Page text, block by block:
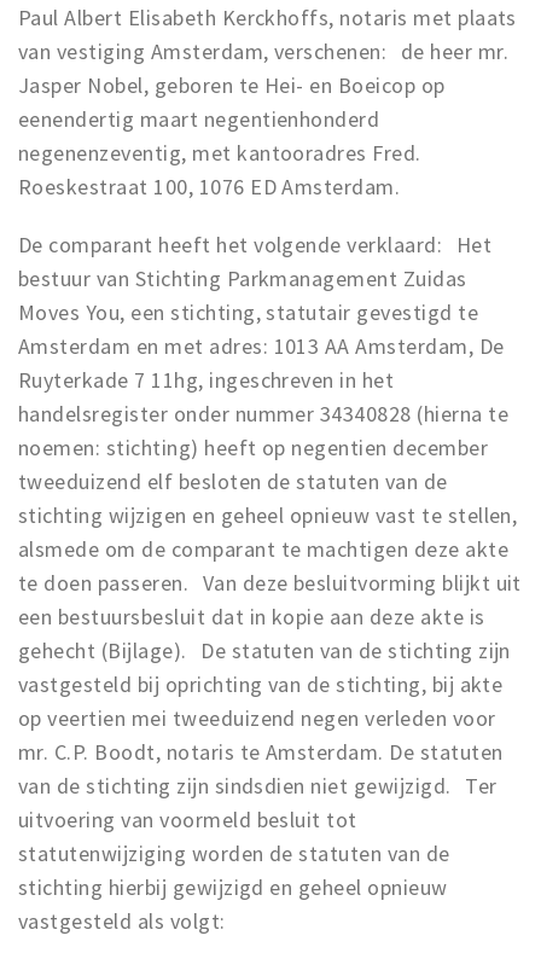
Shops
Live
Work
Education
Travel
Sports & leisure
Magazine
Columns
Interviews
Hello Zuidas Articles
About Hello Zuidas
Programme
Membership
Contact
Partner Apps
Inloggen
Paul Albert Elisabeth Kerckhoffs, notaris met plaats
van vestiging Amsterdam, verschenen: de heer mr.
Jasper Nobel, geboren te Hei- en Boeicop op
eenendertig maart negentienhonderd
negenenzeventig, met kantooradres Fred.
Roeskestraat 100, 1076 ED Amsterdam.
De comparant heeft het volgende verklaard: Het
bestuur van Stichting Parkmanagement Zuidas
Moves You, een stichting, statutair gevestigd te
Amsterdam en met adres: 1013 AA Amsterdam, De
Ruyterkade 7 11hg, ingeschreven in het
handelsregister onder nummer 34340828 (hierna te
noemen: stichting) heeft op negentien december
tweeduizend elf besloten de statuten van de
stichting wijzigen en geheel opnieuw vast te stellen,
alsmede om de comparant te machtigen deze akte
te doen passeren. Van deze besluitvorming blijkt uit
een bestuursbesluit dat in kopie aan deze akte is
gehecht (Bijlage). De statuten van de stichting zijn
vastgesteld bij oprichting van de stichting, bij akte
op veertien mei tweeduizend negen verleden voor
mr. C.P. Boodt, notaris te Amsterdam. De statuten
van de stichting zijn sindsdien niet gewijzigd. Ter
uitvoering van voormeld besluit tot
statutenwijziging worden de statuten van de
stichting hierbij gewijzigd en geheel opnieuw
vastgesteld als volgt: